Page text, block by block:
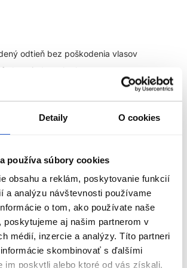
Detaily O cookies
používa súbory cookies
obsahu a reklám, poskytovanie funkcií
a analýzu návštevnosti používame
o tom, ako používate naše
poskytujeme aj našim partnerom v
médií, inzercie a analýzy. Títo partneri
skombinovať s ďalšími
im poskytli alebo ktoré od vás získali,
odtieň bez poškodenia vlasov
v jednom kroku
bez silikónov a zložiek živočíšneho
Čím svetlejší základ, tým intenzívnejší
Color Fresh farebná maska na vlasy –
vlasov jednoducho a bez poškodenia
spôsob, ako si doma
osviežiť farbu vlasov
im dopriať výživu ako zo salónu?
Color Fresh Mask – intenzívne
ZOBRAZIŤ VIAC